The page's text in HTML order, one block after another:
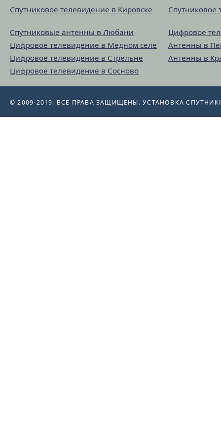
Спутниковое телевидение в Кировске Спутниковое
Спутниковые антенны в Любани
Цифровое
Цифровое телевидение в Медном селе
Антенны в
Цифровое телевидение в Стрельне
Антенны в
Цифровое телевидение в Сосново
© 2009-2019. ВСЕ ПРАВА ЗАЩИЩЕНЫ.УСТАНОВКА